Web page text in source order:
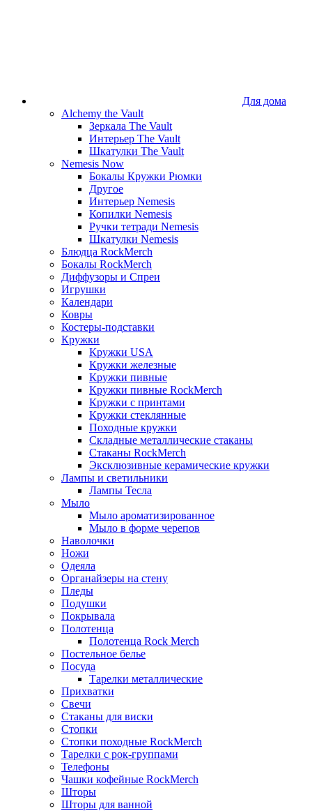
Для дома
Alchemy the Vault
Зеркала The Vault
Интерьер The Vault
Шкатулки The Vault
Nemesis Now
Бокалы Кружки Рюмки
Другое
Интерьер Nemesis
Копилки Nemesis
Ручки тетради Nemesis
Шкатулки Nemesis
Блюдца RockMerch
Бокалы RockMerch
Диффузоры и Спреи
Игрушки
Календари
Ковры
Костеры-подставки
Кружки
Кружки USA
Кружки железные
Кружки пивные
Кружки пивные RockMerch
Кружки с принтами
Кружки стеклянные
Походные кружки
Складные металлические стаканы
Стаканы RockMerch
Эксклюзивные керамические кружки
Лампы и светильники
Лампы Тесла
Мыло
Мыло ароматизированное
Мыло в форме черепов
Наволочки
Ножи
Одеяла
Органайзеры на стену
Пледы
Подушки
Покрывала
Полотенца
Полотенца Rock Merch
Постельное белье
Посуда
Тарелки металлические
Прихватки
Свечи
Стаканы для виски
Стопки
Стопки походные RockMerch
Тарелки с рок-группами
Телефоны
Чашки кофейные RockMerch
Шторы
Шторы для ванной